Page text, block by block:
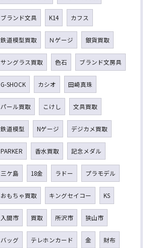
ブランド文具 K14 カフス
鉄道模型買取 Ｎゲージ 銀貨買取
サングラス買取 色石 ブランド文房具
G-SHOCK カシオ 田崎真珠
パール買取 こけし 文具買取
鉄道模型 Nゲージ デジカメ買取
PARKER 香水買取 記念メダル
三ケ島 18金 ラドー プラモデル
おもちゃ買取 キングセイコー KS
入間市 買取 所沢市 狭山市
バッグ テレホンカード 金 財布